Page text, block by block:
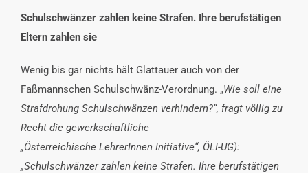
Schulschwänzer zahlen keine Strafen. Ihre berufstätigen
Eltern zahlen sie
Wenig bis gar nichts hält Glattauer auch von der
Faßmannschen Schulschwänz-Verordnung. „Wie soll eine
Strafdrohung Schulschwänzen verhindern?“, fragt völlig zu
Recht die gewerkschaftliche
„Österreichische LehrerInnen Initiative“, ÖLI-UG):
„Schulschwänzer zahlen keine Strafen. Ihre berufstätigen